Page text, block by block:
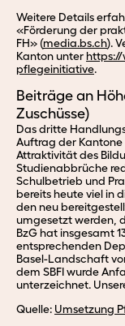
Weitere Details
«Förderung der
FH» (media.bs.ch).
Kanton unterhttps://
pflegeinitiative.
Beiträge an
Zuschüsse)
Das dritte
Auftrag der
Attraktivität des
Studienabbrüche
Schulbetrieb und
bereits heute viel in
den neu
umgesetzt werden,
BzG hat insgesamt
entsprechenden
Basel-Landschaft
dem SBFI wurde
unterzeichnet.
Quelle: Umsetzung